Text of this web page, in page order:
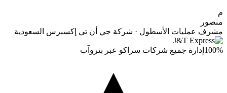
م
منصور
مشرف عمليات الأسطول · شركة جي أن تي إكسبرس السعودية
100% إدارة جميع شركات سراكو عبر بتروآب